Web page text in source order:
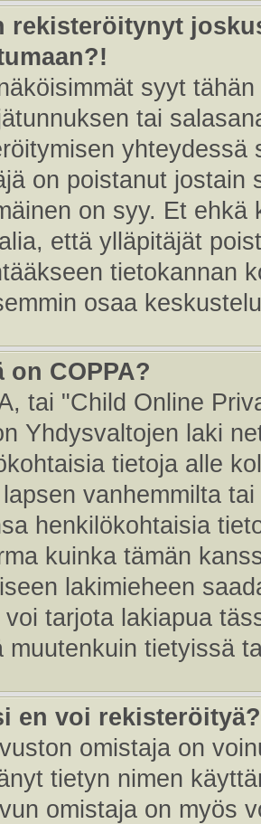
rekisteröitynyt
syyt
tai
yhteydessä
on poistanut jostain
on syy. Et
että ylläpitäjät
tietokannan
osaa
on COPPA?
tai "Child Online
Yhdysvaltojen laki
tietoja alle
vanhemmilta
henkilökohtaisia
kuinka tämän
lakimieheen
voi tarjota lakiapua
muutenkuin tietyissä
en voi rekisteröityä?
omistaja on
tietyn nimen
omistaja on myös